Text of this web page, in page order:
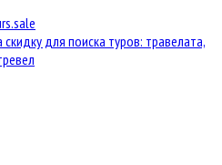
для поиска туров: травелата,